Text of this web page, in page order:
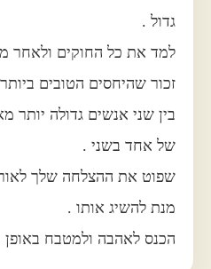
גדול .
למד את כל החוקים ולאחר
זכור שהיחסים הטובים
בין שני אנשים גדולה יותר
של אחד בשני .
שפוט את ההצלחה שלך
מנת להשיג אותו .
הכנס לאהבה ולמטבח